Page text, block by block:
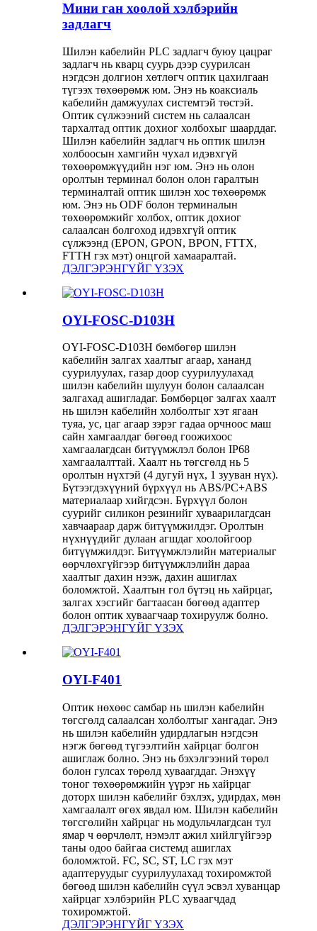
Мини ган ​​хоолой хэлбэрийн
задлагч
Шилэн кабелийн PLC задлагч буюу цацраг
задлагч нь кварц суурь дээр суурилсан
нэгдсэн долгион хөтлөгч оптик цахилгаан
түгээх төхөөрөмж юм. Энэ нь коаксиаль
кабелийн дамжуулах системтэй төстэй.
Оптик сүлжээний систем нь салаалсан
тархалтад оптик дохиог холбохыг шаарддаг.
Шилэн кабелийн задлагч нь оптик шилэн
холбоосын хамгийн чухал идэвхгүй
төхөөрөмжүүдийн нэг юм. Энэ нь олон
оролтын терминал болон олон гаралтын
терминалтай оптик шилэн хос төхөөрөмж
юм. Энэ нь ODF болон терминалын
төхөөрөмжийг холбох, оптик дохиог
салаалсан болгоход идэвхгүй оптик
сүлжээнд (EPON, GPON, BPON, FTTX,
FTTH гэх мэт) онцгой хамааралтай.
ДЭЛГЭРЭНГҮЙГ ҮЗЭХ
OYI-FOSC-D103H
OYI-FOSC-D103H бөмбөгөр шилэн
кабелийн залгах хаалтыг агаар, хананд
суурилуулах, газар доор суурилуулахад
шилэн кабелийн шулуун болон салаалсан
залгахад ашигладаг. Бөмбөрцөг залгах хаалт
нь шилэн кабелийн холболтыг хэт ягаан
туяа, ус, цаг агаар зэрэг гадаа орчноос маш
сайн хамгаалдаг бөгөөд гоожихоос
хамгаалагдсан битүүмжлэл болон IP68
хамгаалалттай. Хаалт нь төгсгөлд нь 5
оролтын нүхтэй (4 дугуй нүх, 1 зууван нүх).
Бүтээгдэхүүний бүрхүүл нь ABS/PC+ABS
материалаар хийгдсэн. Бүрхүүл болон
суурийг силикон резинийг хуваарилагдсан
хавчаараар дарж битүүмжилдэг. Оролтын
нүхнүүдийг дулаан агшдаг хоолойгоор
битүүмжилдэг. Битүүмжлэлийн материалыг
өөрчлөхгүйгээр битүүмжлэлийн дараа
хаалтыг дахин нээж, дахин ашиглах
боломжтой. Хаалтын гол бүтэц нь хайрцаг,
залгах хэсгийг багтаасан бөгөөд адаптер
болон оптик хуваагчаар тохируулж болно.
ДЭЛГЭРЭНГҮЙГ ҮЗЭХ
OYI-F401
Оптик нөхөөс самбар нь шилэн кабелийн
төгсгөлд салаалсан холболтыг хангадаг. Энэ
нь шилэн кабелийн удирдлагын нэгдсэн
нэгж бөгөөд түгээлтийн хайрцаг болгон
ашиглаж болно. Энэ нь бэхэлгээний төрөл
болон гулсах төрөлд хуваагддаг. Энэхүү
тоног төхөөрөмжийн үүрэг нь хайрцаг
доторх шилэн кабелийг бэхлэх, удирдах, мөн
хамгаалалт өгөх явдал юм. Шилэн кабелийн
төгсгөлийн хайрцаг нь модульчлагдсан тул
ямар ч өөрчлөлт, нэмэлт ажил хийлгүйгээр
таны одоо байгаа системд ашиглах
боломжтой. FC, SC, ST, LC гэх мэт
адаптеруудыг суурилуулахад тохиромжтой
бөгөөд шилэн кабелийн сүүл эсвэл хуванцар
хайрцаг хэлбэрийн PLC хуваагчдад
тохиромжтой.
ДЭЛГЭРЭНГҮЙГ ҮЗЭХ